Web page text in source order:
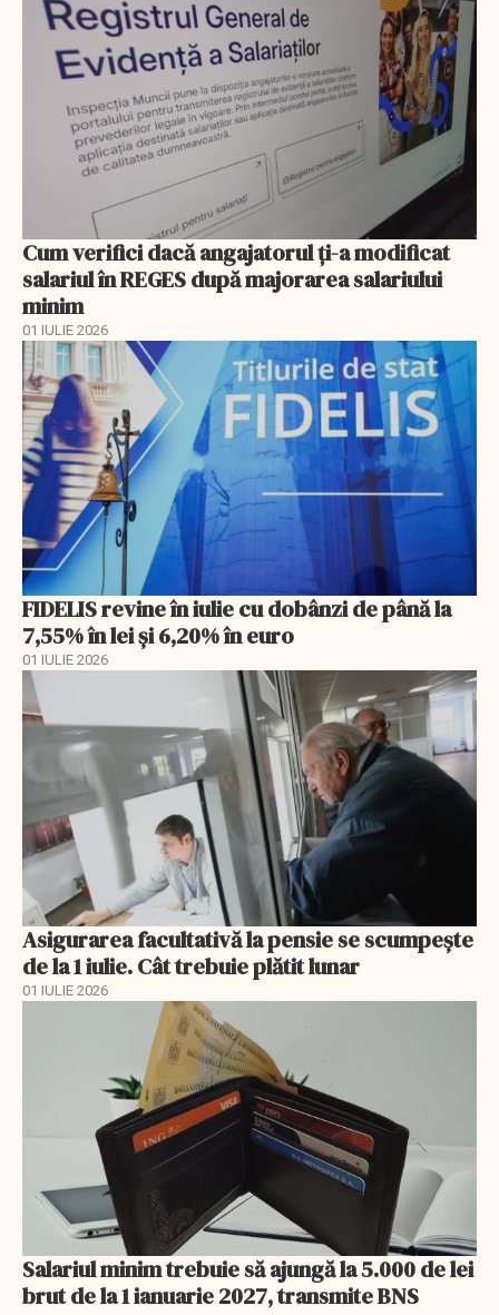
Cum verifici dacă angajatorul ți-a modificat
salariul în REGES după majorarea salariului
minim
01 IULIE 2026
FIDELIS revine în iulie cu dobânzi de până la
7,55% în lei și 6,20% în euro
01 IULIE 2026
Asigurarea facultativă la pensie se scumpește
de la 1 iulie. Cât trebuie plătit lunar
01 IULIE 2026
Salariul minim trebuie să ajungă la 5.000 de lei
brut de la 1 ianuarie 2027, transmite BNS